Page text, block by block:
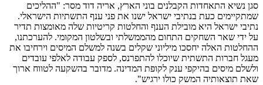
סגן נשיא התאחדות הקבלנים בוני הארץ, אריה דוד מסר: "ההליכים
שמתקיימים כעת בנתיבי ישראל ישנו את פני ענף התשתיות הישראלי.
נתיבי ישראל היא מובילת הענף והחלטות קריטיות שלה מאומצות תדיר
על ידי שאר השחקים התחום מהממשלתי ובשלטון המקומי. להערכתנו,
ההחלטות האלה יחסכו מיליוני שקלים בשנה למשלם המיסים וירחיבו את
מעגל חברות התשתית שיוכלו להתפרנס, לספק עבודה לאלפי עובדים
ולשלם מיסים בהיקפי ענק לקופת המדינה. מדובר בהשקעה לטווח ארוך
שאת תוצאותיה המשק כולו ירגיש".